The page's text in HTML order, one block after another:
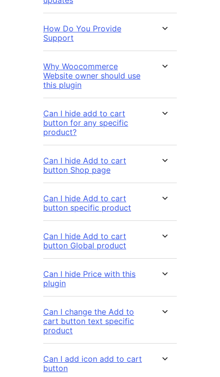
How Do You Provide
Support
Why Woocommerce
Website owner should use
this plugin
Can I hide add to cart
button for any specific
product?
Can I hide Add to cart
button Shop page
Can I hide Add to cart
button specific product
Can I hide Add to cart
button Global product
Can I hide Price with this
plugin
Can I change the Add to
cart button text specific
product
Can I add icon add to cart
button